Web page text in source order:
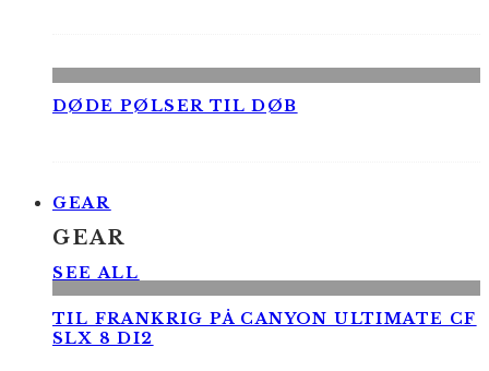
DØDE PØLSER TIL DØB
GEAR
GEAR
SEE ALL
TIL FRANKRIG PÅ CANYON ULTIMATE CF
SLX 8 DI2